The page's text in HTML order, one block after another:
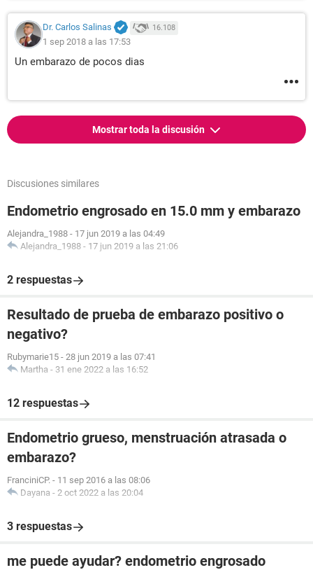
Dr. Carlos Salinas 16.108
1 sep 2018 a las 17:53
Un embarazo de pocos dias
Mostrar toda la discusión
Discusiones similares
Endometrio engrosado en 15.0 mm y embarazo
Alejandra_1988 - 17 jun 2019 a las 04:49
Alejandra_1988 - 17 jun 2019 a las 21:06
2 respuestas
Resultado de prueba de embarazo positivo o
negativo?
Rubymarie15 - 28 jun 2019 a las 07:41
Martha - 31 ene 2022 a las 16:52
12 respuestas
Endometrio grueso, menstruación atrasada o
embarazo?
FranciniCP. - 11 sep 2016 a las 08:06
Dayana - 2 oct 2022 a las 20:04
3 respuestas
me puede ayudar? endometrio engrosado